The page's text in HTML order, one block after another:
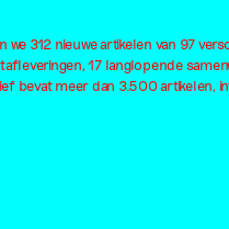
312 nieuwe artikelen van 97
17 langlopende
bevat meer dan 3.500 artikelen,